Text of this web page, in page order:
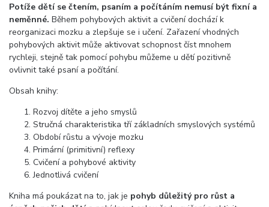
Potíže dětí se čtením, psaním a počítáním nemusí být fixní a
neměnné. Během pohybových aktivit a cvičení dochází k
reorganizaci mozku a zlepšuje se i učení. Zařazení vhodných
pohybových aktivit může aktivovat schopnost číst mnohem
rychleji, stejně tak pomocí pohybu můžeme u dětí pozitivně
ovlivnit také psaní a počítání.
Obsah knihy:
Rozvoj dítěte a jeho smyslů
Stručná charakteristika tří základních smyslových systémů
Období růstu a vývoje mozku
Primární (primitivní) reflexy
Cvičení a pohybové aktivity
Jednotlivá cvičení
Kniha má poukázat na to, jak je pohyb důležitý pro růst a